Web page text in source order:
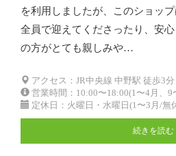
を利用しましたが、このショッ
全員で迎えてくださったり、安
の方がとても親しみや…
アクセス：JR中央線 中野駅 徒歩3分
営業時間：10:00〜18:00(1〜4月、9
定休日：火曜日・水曜日(1〜3月/無
続きを読む